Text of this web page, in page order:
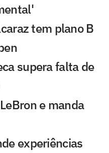
tem plano B
supera falta de
e manda
experiências